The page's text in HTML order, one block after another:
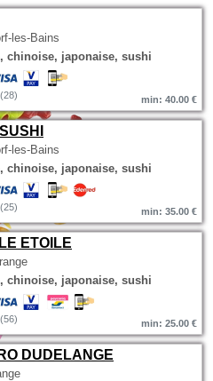
les-Bains
chinoise, japonaise, sushi
(28) min: 40.00 €
les-Bains
chinoise, japonaise, sushi
(25) min: 35.00 €
ETOILE
chinoise, japonaise, sushi
(56) min: 25.00 €
DUDELANGE